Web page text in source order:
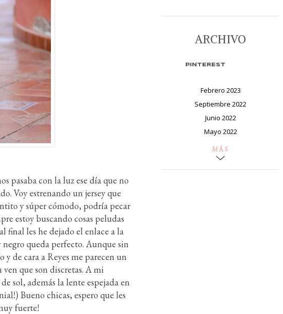
pasaba con la luz ese día que no
Voy estrenando un jersey que
y súper cómodo, podría pecar
estoy buscando cosas peludas
final les he dejado el enlace a la
queda perfecto. Aunque sin
y de cara a Reyes me parecen un
que son discretas. A mi
sol, además la lente espejada en
Bueno chicas, espero que les
fuerte!
ARCHIVO
PINTEREST
Febrero 2023
Septiembre 2022
Junio 2022
Mayo 2022
MÁS